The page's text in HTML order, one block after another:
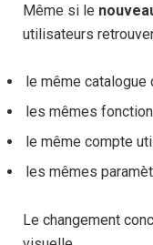
Même si le
utilisateurs
le même catalogue
les mêmes
le même compte
les mêmes
Le changement